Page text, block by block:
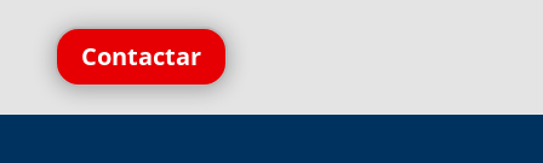
Contactar